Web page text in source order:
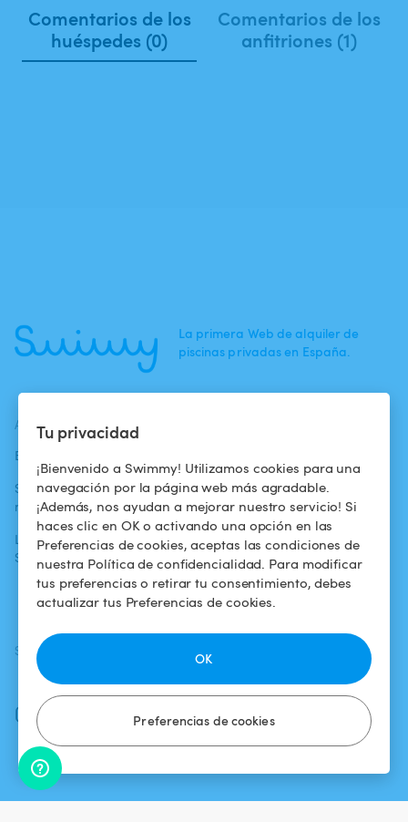
Tu privacidad
¡Bienvenido a Swimmy! Utilizamos cookies para una
navegación por la página web más agradable.
¡Además, nos ayudan a mejorar nuestro servicio! Si
haces clic en OK o activando una opción en las
Preferencias de cookies, aceptas las condiciones de
nuestra Política de confidencialidad. Para modificar
tus preferencias o retirar tu consentimiento, debes
actualizar tus Preferencias de cookies.
Preferencias de cookies
OK
Comentarios de los
huéspedes (0)
Comentarios de los
anfitriones (1)
La primera Web de alquiler de
piscinas privadas en España.
ACTUALIDADES
Blog
Swimmy en los
medios
La aventura
Swimmy
Para los
propietarios
Alquilar mi
piscina
¿Cómo funciona?
Condiciones de
uso
Política de
confidencialidad
Aviso legal
SÍGUENOS
Facebook
Instagram